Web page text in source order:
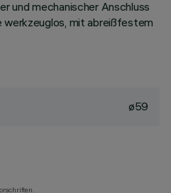
und mechanischer Anschluss
werkzeuglos, mit abreißfestem
ø59